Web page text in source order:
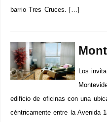
barrio Tres Cruces. […]
Los
edificio de oficinas con una
céntricamente entre la Avenida